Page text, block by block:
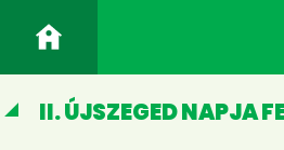
II. ÚJSZEGED NAPJA